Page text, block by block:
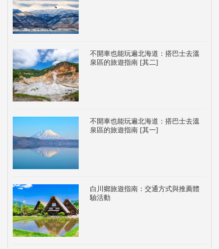
不開車也能玩遍北海道：搭巴士去溫
泉區的旅遊指南 [其二]
不開車也能玩遍北海道：搭巴士去溫
泉區的旅遊指南 [其一]
白川鄉旅遊指南：交通方式與推薦體
驗活動